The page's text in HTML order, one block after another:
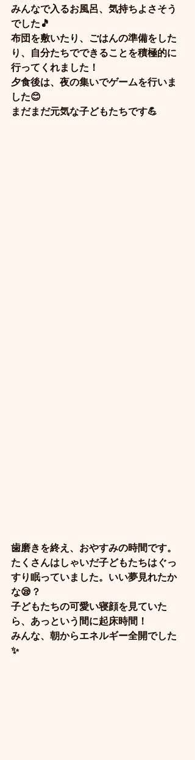
みんなで入るお風呂、気持ちよさそう
でした🎵
布団を敷いたり、ごはんの準備をした
り、自分たちでできることを積極的に
行ってくれました！
夕食後は、夜の集いでゲームを行いま
した😊
まだまだ元気な子どもたちです💪
歯磨きを終え、おやすみの時間です。
たくさんはしゃいだ子どもたちはぐっ
すり眠っていました。いい夢見れたか
な😪？
子どもたちの可愛い寝顔を見ていた
ら、あっという間に起床時間！
みんな、朝からエネルギー全開でした
✨